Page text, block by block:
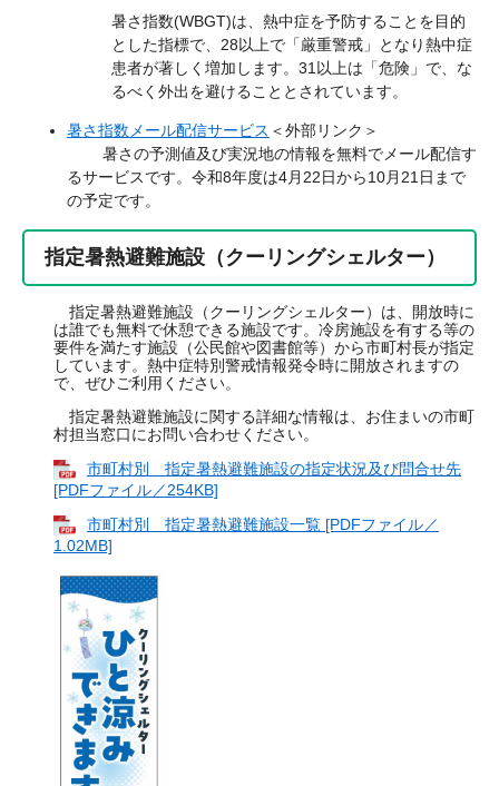
暑さ指数(WBGT)は、熱中症を予防することを目的
とした指標で、28以上で「厳重警戒」となり熱中症
患者が著しく増加します。31以上は「危険」で、な
るべく外出を避けることとされています。
暑さ指数メール配信サービス ＜外部リンク＞
暑さの予測値及び実況地の情報を無料でメール配信す
るサービスです。令和8年度は4月22日から10月21日まで
の予定です。
指定暑熱避難施設（クーリングシェルター）
指定暑熱避難施設（クーリングシェルター）は、開放時に
は誰でも無料で休憩できる施設です。冷房施設を有する等の
要件を満たす施設（公民館や図書館等）から市町村長が指定
しています。熱中症特別警戒情報発令時に開放されますの
で、ぜひご利用ください。
指定暑熱避難施設に関する詳細な情報は、お住まいの市町
村担当窓口にお問い合わせください。
市町村別 指定暑熱避難施設の指定状況及び問合せ先
[PDFファイル／254KB]
市町村別 指定暑熱避難施設一覧 [PDFファイル／
1.02MB]